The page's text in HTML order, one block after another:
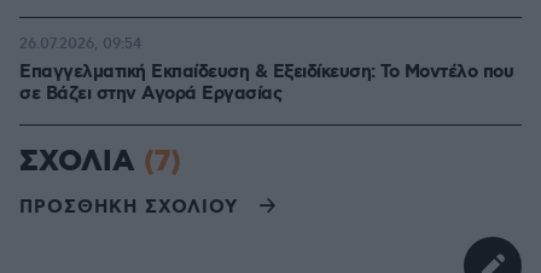
Επαγγελματική Εκπαίδευση & Εξειδίκευση: Το Mοντέλο που
σε Bάζει στην Aγορά Eργασίας
26.07.2026, 09:54
ΣΧΟΛΙΑ (7)
ΠΡΟΣΘΗΚΗ ΣΧΟΛΙΟΥ